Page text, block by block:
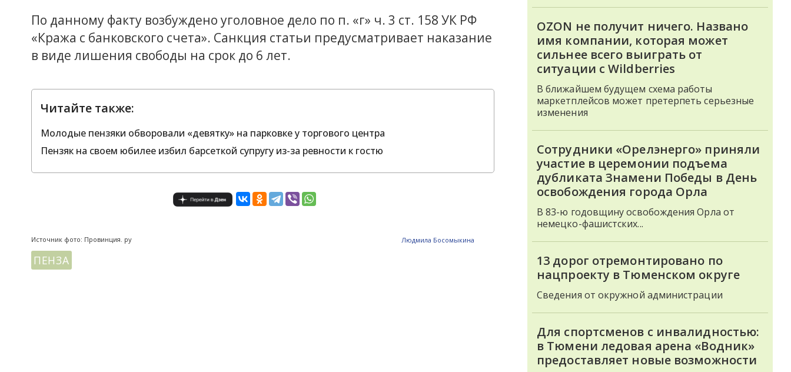
По данному факту возбуждено уголовное дело по п. «г» ч. 3 ст. 158 УК РФ
«Кража с банковского счета». Санкция статьи предусматривает наказание
в виде лишения свободы на срок до 6 лет.
Читайте также:
Молодые пензяки обворовали «девятку» на парковке у торгового центра
Пензяк на своем юбилее избил барсеткой супругу из-за ревности к гостю
Источник фото: Провинция. ру Людмила Босомыкина
ПЕНЗА
OZON не получит ничего. Названо
имя компании, которая может
сильнее всего выиграть от
ситуации с Wildberries
В ближайшем будущем схема работы
маркетплейсов может претерпеть серьезные
изменения
Сотрудники «Орелэнерго» приняли
участие в церемонии подъема
дубликата Знамени Победы в День
освобождения города Орла
В 83-ю годовщину освобождения Орла от
немецко-фашистских...
13 дорог отремонтировано по
нацпроекту в Тюменском округе
Сведения от окружной администрации
Для спортсменов с инвалидностью:
в Тюмени ледовая арена «Водник»
предоставляет новые возможности